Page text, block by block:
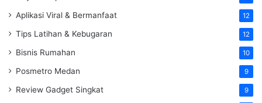
Aplikasi Viral & Bermanfaat 12
Tips Latihan & Kebugaran 12
Bisnis Rumahan 10
Posmetro Medan 9
Review Gadget Singkat 9